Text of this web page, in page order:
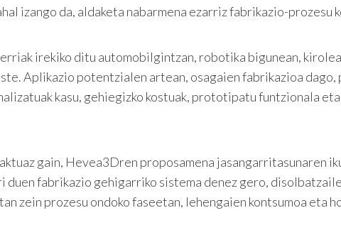
izango da, aldaketa nabarmena ezarriz fabrikazio-prozesu
irekiko ditu automobilgintzan, robotika bigunean,
Aplikazio potentzialen artean, osagaien fabrikazioa
kasu, gehiegizko kostuak, prototipatu funtzionala
gain, Hevea3Dren proposamena jasangarritasunaren
duen fabrikazio gehigarriko sistema denez gero,
zein prozesu ondoko faseetan, lehengaien kontsumoa eta